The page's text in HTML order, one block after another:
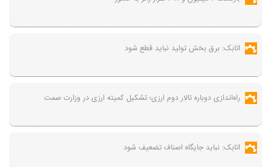
اتابک: برق بخش تولید نباید قطع شود
راه‌اندازی دوباره تالار دوم ارزی؛ تشکیل کمیته ارزی در وزارت صمت
اتابک: نباید جایگاه اصناف تضعیف شود